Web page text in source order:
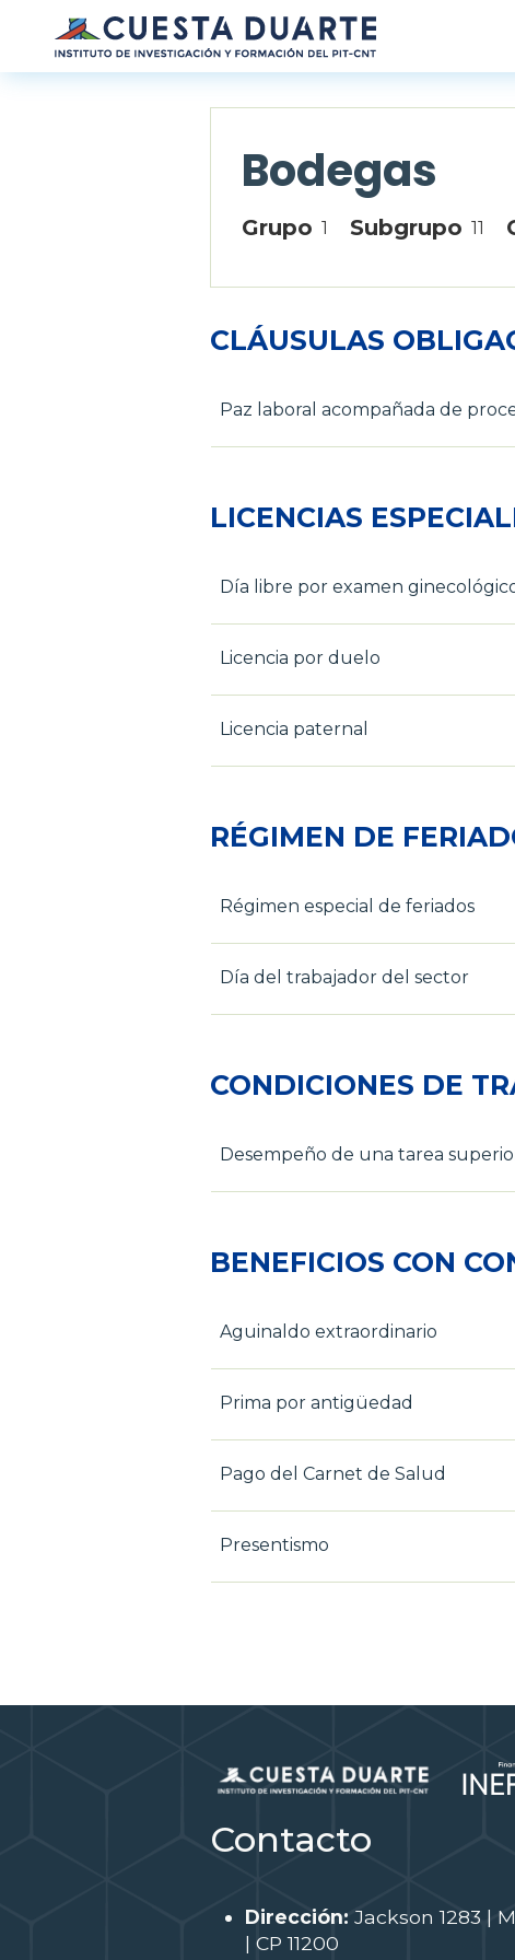
Pasar al contenido principal
Bodegas
Grupo 1 Subgrupo 11
CLÁUSULAS
Paz laboral acompañada de
LICENCIAS
Día libre por examen
Licencia por duelo
Licencia paternal
RÉGIMEN DE
Régimen especial de feriados
Día del trabajador del sector
CONDICIONES DE
Desempeño de una tarea
BENEFICIOS CON
Aguinaldo extraordinario
Prima por antigüedad
Pago del Carnet de Salud
Presentismo
Contacto
Dirección: Jackson 1283 |
| CP 11200